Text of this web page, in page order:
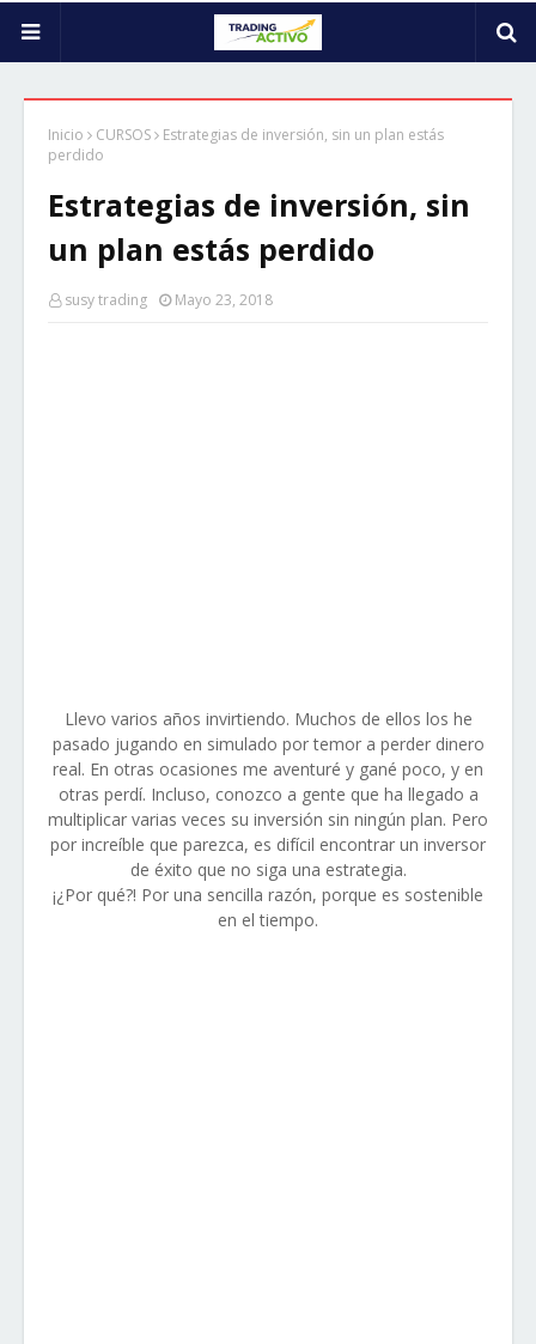
Inicio CURSOS
Estrategias de inversión, sin un plan estás
perdido
Estrategias de inversión, sin
un plan estás perdido
susy trading Mayo 23, 2018
Llevo varios años invirtiendo. Muchos de ellos los he
pasado jugando en simulado por temor a perder dinero
real. En otras ocasiones me aventuré y gané poco, y en
otras perdí. Incluso, conozco a gente que ha llegado a
multiplicar varias veces su inversión sin ningún plan. Pero
por increíble que parezca, es difícil encontrar un inversor
de éxito que no siga una estrategia.
¡¿Por qué?! Por una sencilla razón, porque es sostenible
en el tiempo.